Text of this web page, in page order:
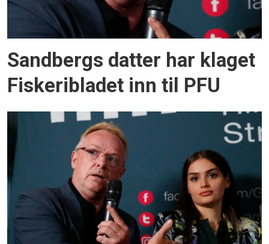
Sandbergs datter har klaget
Fiskeribladet inn til PFU